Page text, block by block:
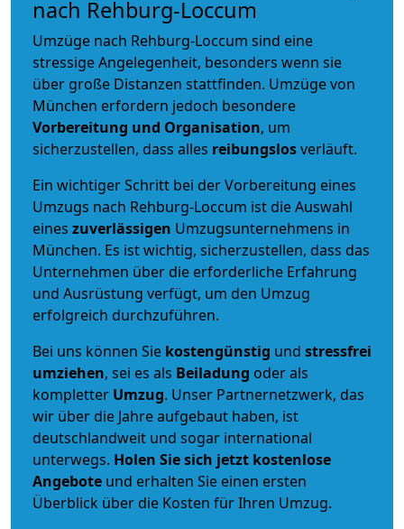
nach Rehburg-Loccum
Umzüge nach Rehburg-Loccum sind eine
stressige Angelegenheit, besonders wenn sie
über große Distanzen stattfinden. Umzüge von
München erfordern jedoch besondere
Vorbereitung und Organisation, um
sicherzustellen, dass alles reibungslosverläuft.
Ein wichtiger Schritt bei der Vorbereitung eines
Umzugs nach Rehburg-Loccum ist die Auswahl
eines zuverlässigen Umzugsunternehmens in
München. Es ist wichtig, sicherzustellen, dass das
Unternehmen über die erforderliche Erfahrung
und Ausrüstung verfügt, um den Umzug
erfolgreich durchzuführen.
Bei uns können Sie kostengünstig und stressfrei
umziehen, sei es als Beiladung oder als
kompletter Umzug. Unser Partnernetzwerk, das
wir über die Jahre aufgebaut haben, ist
deutschlandweit und sogar international
unterwegs. Holen Sie sich jetzt kostenlose
Angebote und erhalten Sie einen ersten
Überblick über die Kosten für Ihren Umzug.